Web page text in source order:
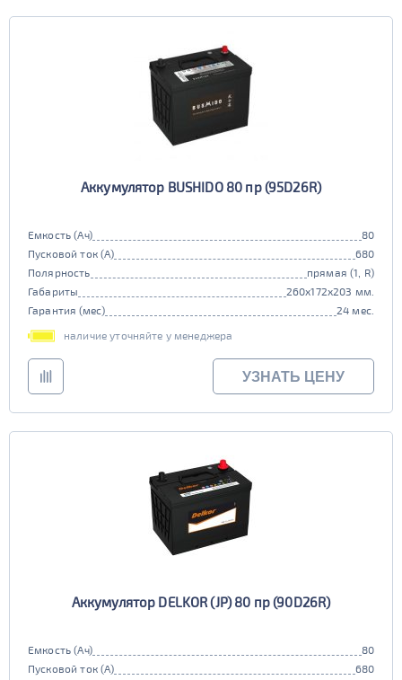
Аккумулятор BUSHIDO 80 пр (95D26R)
Емкость (Ач)
80
Пусковой ток (А)
680
Полярность
прямая (1, R)
Габариты
260x172x203 мм.
Гарантия (мес)
24 мес.
наличие уточняйте у менеджера
УЗНАТЬ ЦЕНУ
Аккумулятор DELKOR (JP) 80 пр (90D26R)
Емкость (Ач)
80
Пусковой ток (А)
680